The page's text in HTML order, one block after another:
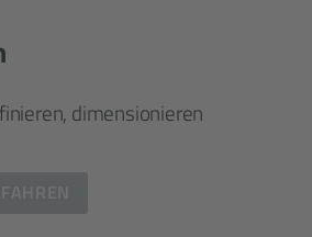
dimensionieren